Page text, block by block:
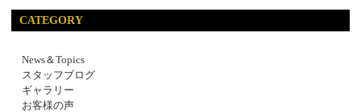
CATEGORY
News＆Topics
スタッフブログ
ギャラリー
お客様の声